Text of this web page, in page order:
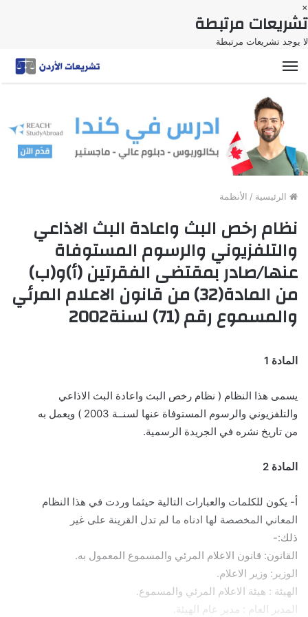
×
تشريعات مرتبطة
لا يوجد تشريعات مرتبطة
القائمة
الرئيسية / الأنظمة
نظام رخص البث واعادة البث الاذاعي
والتلفزيوني والرسوم المستوفاة
عنها/صادر بمقتضى الفقرتين (أ)و(ب)
من المادة(32) من قانون الاعلام المرئي
والمسموع رقم (71) لسنة2002
المادة 1
يسمى هذا النظام ( نظام رخص البث واعادة البث الاذاعي
والتلفزيوني والرسوم المستوفاة عنها لسنــة 2003 ) ويعمل به
من تاريخ نشره في الجريدة الرسمية.
المادة 2
أ- يكون للكلمات والعبارات التالية حيثما وردت في هذا النظام
المعاني المخصصة لها ادناه ما لم تدل القرينة على غير
ذلك:-
القانون: قانون الاعلام المرئي والمسموع المعمول به.
الوزير: وزير الاعلام.
الهيئة : هيئة الاعلام المرئي والمسموع.
المدير العام : مدير عام الهيئة.